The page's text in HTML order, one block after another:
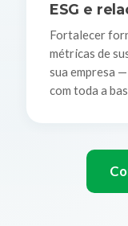
ESG e
Fortalecer
métricas de
sua empresa
com toda a